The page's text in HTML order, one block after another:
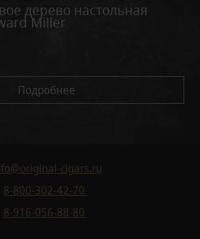
дерево настольная
Miller
Подробнее
cigars.ru
8-800-302-42-70
8-916-056-88-80